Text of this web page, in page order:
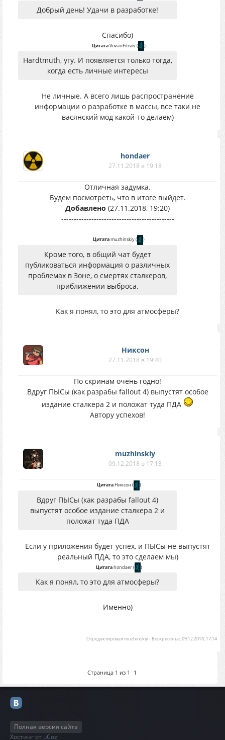
Добрый день! Удачи в разработке!
Спасибо)
ЦитатаVovanFitisov( )
Hardtmuth, угу. И появляется только тогда,
когда есть личные интересы
Не личные. А всего лишь распространение
информации о разработке в массы, все таки не
васянский мод какой-то делаем)
hondaer
27.11.2018 в 19:18
Отличная задумка.
Будем посмотреть, что в итоге выйдет.
Добавлено (27.11.2018, 19:20)
---------------------------------------------
Цитатаmuzhinskiy( )
Кроме того, в общий чат будет
публиковаться информация о различных
проблемах в Зоне, о смертях сталкеров,
приближении выброса.
Как я понял, то это для атмосферы?
Никсон
27.11.2018 в 19:40
По скринам очень годно!
Вдруг ПЫСы (как разрабы fallout 4) выпустят особое
издание сталкера 2 и положат туда ПДА
Автору успехов!
muzhinskiy
09.12.2018 в 17:13
ЦитатаНиксон ( )
Вдруг ПЫСы (как разрабы fallout 4)
выпустят особое издание сталкера 2 и
положат туда ПДА
Если у приложения будет успех, и ПЫСы не выпустят
реальный ПДА, то это сделаем мы)
Цитатаhondaer( )
Как я понял, то это для атмосферы?
Именно)
Отредактировал muzhinskiy- Воскресенье, 09.12.2018, 17:14
Страница 1 из 1 1
Полная версия сайта
Хостинг от uCoz